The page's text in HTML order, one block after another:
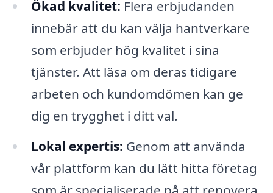
Ökad kvalitet: Flera erbjudanden
innebär att du kan välja hantverkare
som erbjuder hög kvalitet i sina
tjänster. Att läsa om deras tidigare
arbeten och kundomdömen kan ge
dig en trygghet i ditt val.
Lokal expertis: Genom att använda
vår plattform kan du lätt hitta företag